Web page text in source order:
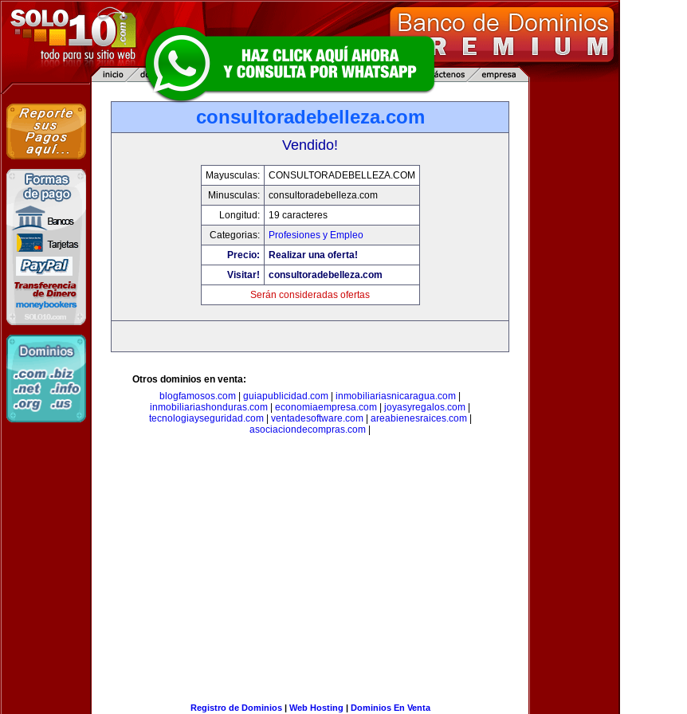
consultoradebelleza.com
Vendido!
Mayusculas:
CONSULTORADEBELLEZA.COM
Minusculas:
consultoradebelleza.com
Longitud:
19 caracteres
Categorias:
Profesiones y Empleo
Precio:
Realizar una oferta!
Visitar!
consultoradebelleza.com
Serán consideradas ofertas
Otros dominios en venta:
blogfamosos.com
guiapublicidad.com inmobiliariasnicaragua.com
inmobiliariashonduras.com
economiaempresa.com joyasyregalos.com
tecnologiayseguridad.com| ventadesoftware.com| areabienesraices.com|
asociaciondecompras.com
Registro de Dominios| Web Hosting | Dominios En Venta